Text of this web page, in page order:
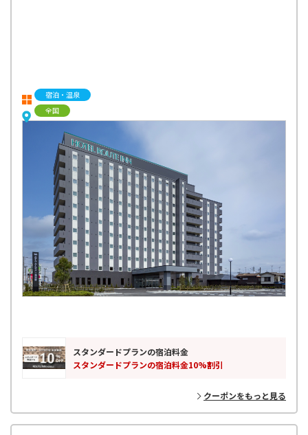
宿泊・温泉
全国
スタンダードプランの宿泊料金
スタンダードプランの宿泊料金10%割引
クーポンをもっと見る